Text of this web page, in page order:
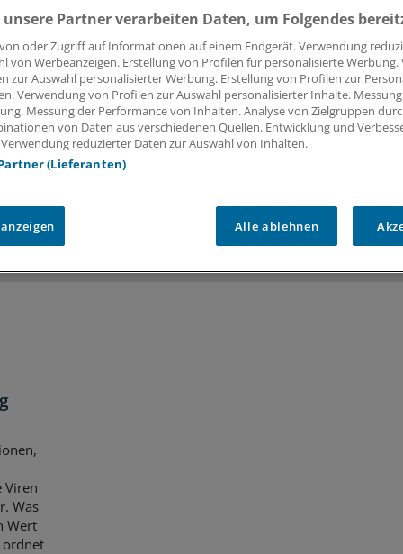
vergessen?
ist mit wenigen Klicks erledigt und kostenlos.
des kostenlosen Login:
Analysen, Hintergründe und Infografiken
Interviews und Praxis-Tipps
auf allemedizinischen Berichte und Kommentare
Voraussetzungen für den Zugang
Viren
Was
Wert
ordnet
Partner verarbeiten Daten, um Folgendes
oder Zugriff auf Informationen auf einem Endgerät. Verwendung
von Werbeanzeigen. Erstellung von Profilen für personalisierte
zur Auswahl personalisierter Werbung. Erstellung von Profilen zur
Verwendung von Profilen zur Auswahl personalisierter Inhalte.
Messung der Performance von Inhalten. Analyse von Zielgruppen
von Daten aus verschiedenen Quellen. Entwicklung und
reduzierter Daten zur Auswahl von Inhalten.
(Lieferanten)
Alle ablehnen